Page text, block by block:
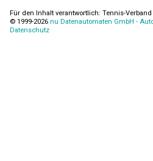
Für den Inhalt verantwortlich: Tennis-
© 1999-2026 nu Datenautomaten GmbH -
Datenschutz